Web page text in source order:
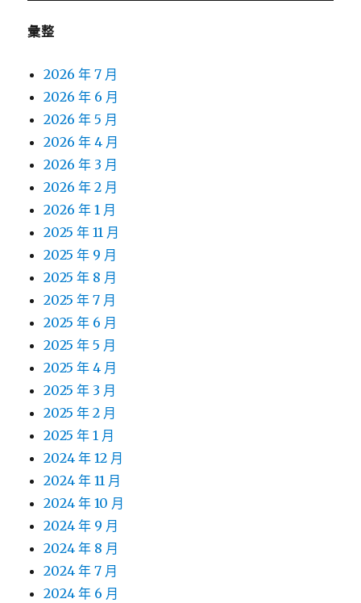
彙整
2026 年 7 月
2026 年 6 月
2026 年 5 月
2026 年 4 月
2026 年 3 月
2026 年 2 月
2026 年 1 月
2025 年 11 月
2025 年 9 月
2025 年 8 月
2025 年 7 月
2025 年 6 月
2025 年 5 月
2025 年 4 月
2025 年 3 月
2025 年 2 月
2025 年 1 月
2024 年 12 月
2024 年 11 月
2024 年 10 月
2024 年 9 月
2024 年 8 月
2024 年 7 月
2024 年 6 月